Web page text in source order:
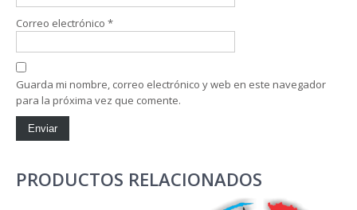
Correo electrónico *
Guarda mi nombre, correo electrónico y web en este navegador
para la próxima vez que comente.
PRODUCTOS RELACIONADOS